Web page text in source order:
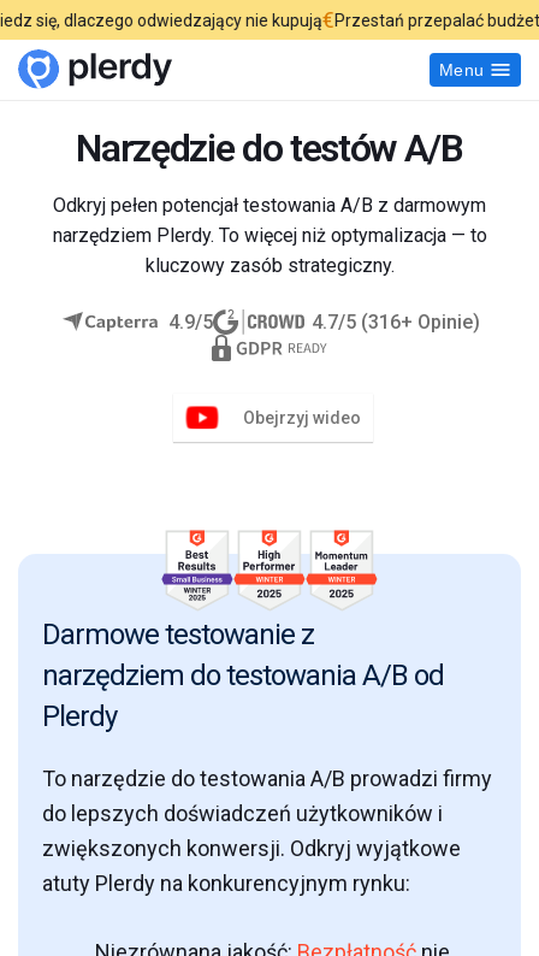
odwiedzający nie kupują€Przestań przepalać budżet
Menu
Narzędzie do testów A/B
Odkryj pełen potencjał testowania A/B z darmowym
narzędziem Plerdy. To więcej niż optymalizacja — to
kluczowy zasób strategiczny.
4.9/5 4.7/5 (316+ Opinie)
Obejrzyj wideo
Darmowe testowanie z
narzędziem do testowania A/B od
Plerdy
To narzędzie do testowania A/B prowadzi firmy
do lepszych doświadczeń użytkowników i
zwiększonych konwersji. Odkryj wyjątkowe
atuty Plerdy na konkurencyjnym rynku: